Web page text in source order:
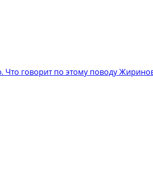
говорит по этому поводу